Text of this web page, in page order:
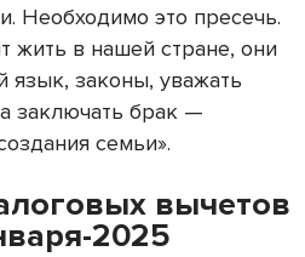
Необходимо это пресечь.
жить в нашей стране, они
язык, законы, уважать
заключать брак —
семьи».
вычетов
2025